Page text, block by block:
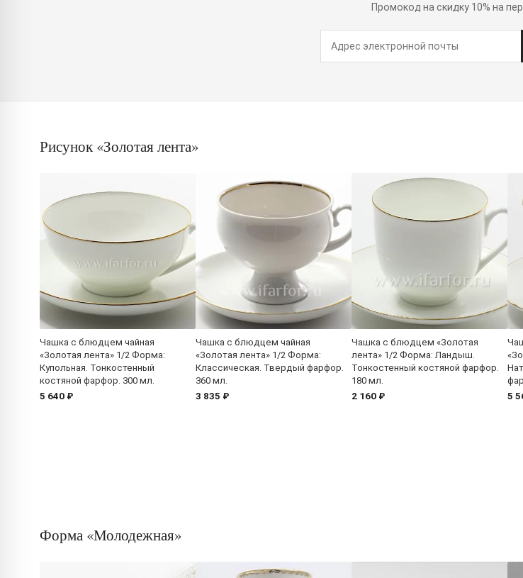
Промокод на скидку 10% на
Рисунок «Золотая лента»
Чашка с блюдцем чайная
«Золотая лента» 1/2 Форма:
Купольная. Тонкостенный
костяной фарфор. 300 мл.
5 640 ₽
Чашка с блюдцем чайная
«Золотая лента» 1/2 Форма:
Классическая. Твердый фарфор.
360 мл.
3 835 ₽
Чашка с блюдцем «Золотая
лента» 1/2 Форма: Ландыш.
Тонкостенный костяной фарфор.
180 мл.
2 160 ₽ 5
Форма «Молодежная»